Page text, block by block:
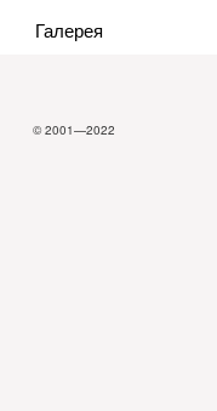
Галерея
© 2001—2022